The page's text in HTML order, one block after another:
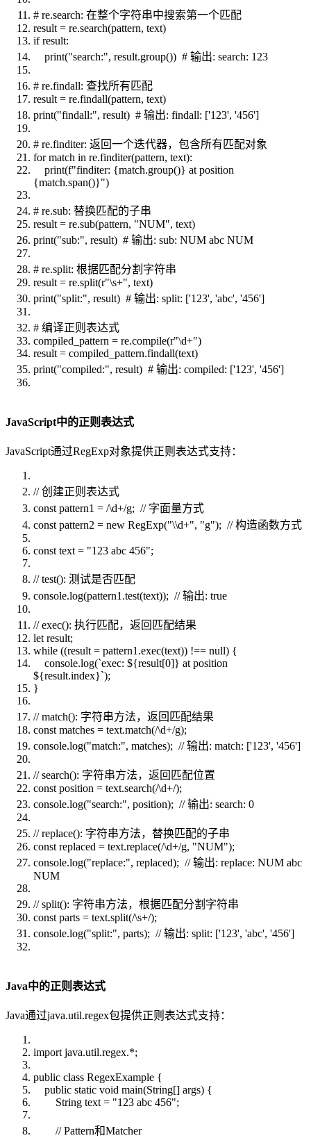
# re.search: 在整个字符串中搜索第一个匹配
result = re.search(pattern, text)
if result:
print("search:", result.group()) # 输出: search: 123
# re.findall: 查找所有匹配
result = re.findall(pattern, text)
print("findall:", result) # 输出: findall: ['123', '456']
# re.finditer: 返回一个迭代器，包含所有匹配对象
for match in re.finditer(pattern, text):
print(f"finditer: {match.group()} at position
{match.span()}")
# re.sub: 替换匹配的子串
result = re.sub(pattern, "NUM", text)
print("sub:", result) # 输出: sub: NUM abc NUM
# re.split: 根据匹配分割字符串
result = re.split(r"\s+", text)
print("split:", result) # 输出: split: ['123', 'abc', '456']
# 编译正则表达式
compiled_pattern = re.compile(r"\d+")
result = compiled_pattern.findall(text)
print("compiled:", result) # 输出: compiled: ['123', '456']
JavaScript中的正则表达式
JavaScript通过RegExp对象提供正则表达式支持：
// 创建正则表达式
const pattern1 = /\d+/g; // 字面量方式
const pattern2 = new RegExp("\\d+", "g"); // 构造函数方式
const text = "123 abc 456";
// test(): 测试是否匹配
console.log(pattern1.test(text)); // 输出: true
// exec(): 执行匹配，返回匹配结果
let result;
while ((result = pattern1.exec(text)) !== null) {
console.log(`exec: ${result[0]} at position
${result.index}`);
}
// match(): 字符串方法，返回匹配结果
const matches = text.match(/\d+/g);
console.log("match:", matches); // 输出: match: ['123', '456']
// search(): 字符串方法，返回匹配位置
const position = text.search(/\d+/);
console.log("search:", position); // 输出: search: 0
// replace(): 字符串方法，替换匹配的子串
const replaced = text.replace(/\d+/g, "NUM");
console.log("replace:", replaced); // 输出: replace: NUM abc
NUM
// split(): 字符串方法，根据匹配分割字符串
const parts = text.split(/\s+/);
console.log("split:", parts); // 输出: split: ['123', 'abc', '456']
Java中的正则表达式
Java通过java.util.regex包提供正则表达式支持：
import java.util.regex.*;
public class RegexExample {
public static void main(String[] args) {
String text = "123 abc 456";
// Pattern和Matcher